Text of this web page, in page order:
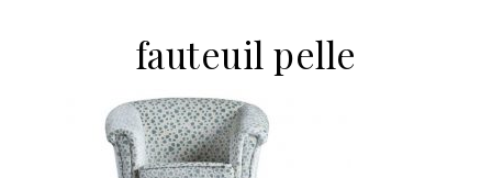
fauteuil pelle